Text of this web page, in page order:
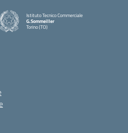
Istituto Tecnico Commerciale
G.Sommeiller
Torino (TO)